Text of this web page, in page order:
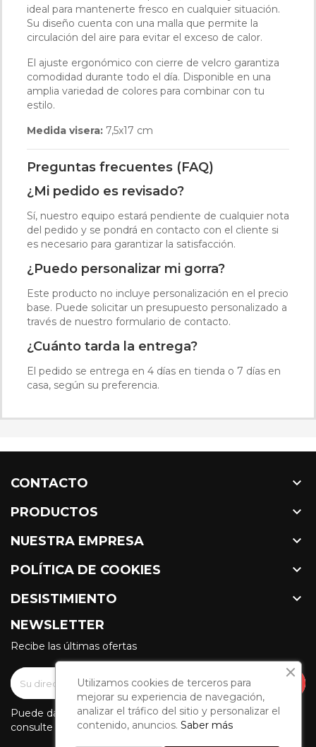
ideal para mantenerte fresco en cualquier situación.
Su diseño cuenta con una malla que permite la
circulación del aire para evitar el exceso de calor.
El ajuste ergonómico con cierre de velcro garantiza
comodidad durante todo el día. Disponible en una
amplia variedad de colores para combinar con tu
estilo.
Medida visera: 7,5x17 cm
Preguntas frecuentes (FAQ)
¿Mi pedido es revisado?
Sí, nuestro equipo estará pendiente de cualquier nota
del pedido y se pondrá en contacto con el cliente si
es necesario para garantizar la satisfacción.
¿Puedo personalizar mi gorra?
Este producto no incluye personalización en el precio
base. Puede solicitar un presupuesto personalizado a
través de nuestro formulario de contacto.
¿Cuánto tarda la entrega?
El pedido se entrega en 4 días en tienda o 7 días en
casa, según su preferencia.
CONTACTO 
PRODUCTOS 
NUESTRA EMPRESA 
POLÍTICA DE COOKIES 
DESISTIMIENTO 
NEWSLETTER
Recibe las últimas ofertas
Puede darse de baja en cualquier momento. Para ello,
consulte nuestra información de contacto en el aviso legal.
Utilizamos cookies de terceros para
mejorar su experiencia de navegación,
analizar el tráfico del sitio y personalizar el
contenido, anuncios. Saber más